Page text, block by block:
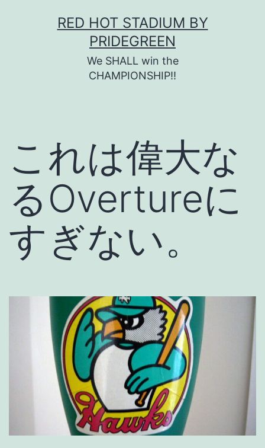
RED HOT STADIUM BY
PRIDEGREEN
We SHALL win the
CHAMPIONSHIP!!
これは偉大な
るOvertureに
すぎない。